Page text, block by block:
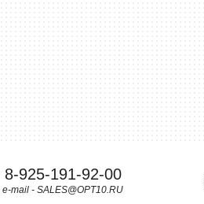
8-925-191-92-00
e-mail - SALES@OPT10.RU